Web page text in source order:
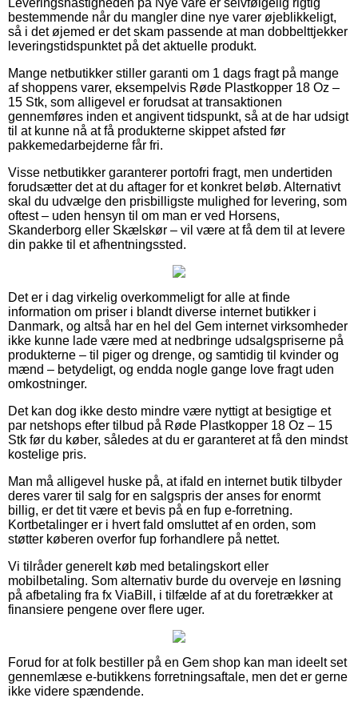
bestemmende når du mangler dine nye varer øjeblikkeligt,
så i det øjemed er det skam passende at man dobbelttjekker
leveringstidspunktet på det aktuelle produkt.
Mange netbutikker stiller garanti om 1 dags fragt på mange
af shoppens varer, eksempelvis Røde Plastkopper 18 Oz –
15 Stk, som alligevel er forudsat at transaktionen
gennemføres inden et angivent tidspunkt, så at de har udsigt
til at kunne nå at få produkterne skippet afsted før
pakkemedarbejderne får fri.
Visse netbutikker garanterer portofri fragt, men undertiden
forudsætter det at du aftager for et konkret beløb. Alternativt
skal du udvælge den prisbilligste mulighed for levering, som
oftest – uden hensyn til om man er ved Horsens,
Skanderborg eller Skælskør – vil være at få dem til at levere
din pakke til et afhentningssted.
Det er i dag virkelig overkommeligt for alle at finde
information om priser i blandt diverse internet butikker i
Danmark, og altså har en hel del Gem internet virksomheder
ikke kunne lade være med at nedbringe udsalgspriserne på
produkterne – til piger og drenge, og samtidig til kvinder og
mænd – betydeligt, og endda nogle gange love fragt uden
omkostninger.
Det kan dog ikke desto mindre være nyttigt at besigtige et
par netshops efter tilbud på Røde Plastkopper 18 Oz – 15
Stk før du køber, således at du er garanteret at få den mindst
kostelige pris.
Man må alligevel huske på, at ifald en internet butik tilbyder
deres varer til salg for en salgspris der anses for enormt
billig, er det tit være et bevis på en fup e-forretning.
Kortbetalinger er i hvert fald omsluttet af en orden, som
støtter køberen overfor fup forhandlere på nettet.
Vi tilråder generelt køb med betalingskort eller
mobilbetaling. Som alternativ burde du overveje en løsning
på afbetaling fra fx ViaBill, i tilfælde af at du foretrækker at
finansiere pengene over flere uger.
Forud for at folk bestiller på en Gem shop kan man ideelt set
gennemlæse e-butikkens forretningsaftale, men det er gerne
ikke videre spændende.